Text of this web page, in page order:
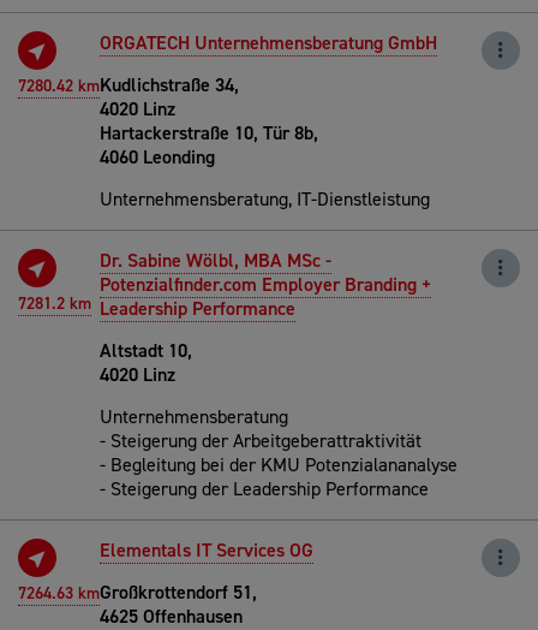
7280.42 km
ORGATECH Unternehmensberatung GmbH
Kudlichstraße 34,
4020 Linz
Hartackerstraße 10, Tür 8b,
4060 Leonding
Unternehmensberatung, IT-Dienstleistung
7281.2 km
Dr. Sabine Wölbl, MBA MSc -
Potenzialfinder.com Employer Branding +
Leadership Performance
Altstadt 10,
4020 Linz
Unternehmensberatung
- Steigerung der Arbeitgeberattraktivität
- Begleitung bei der KMU Potenzialananalyse
- Steigerung der Leadership Performance
7264.63 km
Elementals IT Services OG
Großkrottendorf 51,
4625 Offenhausen